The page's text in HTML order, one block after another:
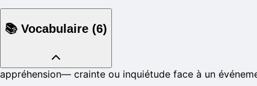
📚 Vocabulaire (6)
appréhension— crainte ou inquiétude face à un